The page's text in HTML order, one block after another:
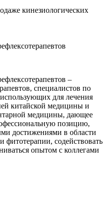
кинезиологических
–
специалистов по
для лечения
китайской медицины и
медицины, дающее
позицию,
достижениями в области
фитотерапии, содействовать
опытом с коллегами